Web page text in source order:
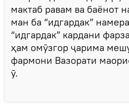
мактаб равам ва баёнот
ман ба “идгардак”
“идгардак” кардани
ҳам омӯзгор ҷарима
фармони Вазорати
ӯ.